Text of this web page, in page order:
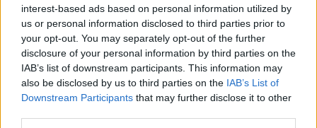
interest-based ads based on personal information utilized by
us or personal information disclosed to third parties prior to
your opt-out. You may separately opt-out of the further
disclosure of your personal information by third parties on the
IAB’s list of downstream participants. This information may
also be disclosed by us to third parties on the IAB’s List of
Downstream Participants that may further disclose it to other
I
M P I D
E
I
M P I D E
N
Palabras extra:
I
D E
M
M
I D E N